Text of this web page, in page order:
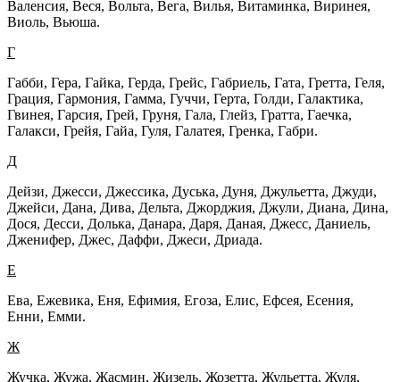
Валенсия, Веся, Вольта, Вега, Вилья, Витаминка, Виринея,
Виоль, Вьюша.
Г
Габби, Гера, Гайка, Герда, Грейс, Габриель, Гата, Гретта, Геля,
Грация, Гармония, Гамма, Гуччи, Герта, Голди, Галактика,
Гвинея, Гарсия, Грей, Груня, Гала, Глейз, Гратта, Гаечка,
Галакси, Грейя, Гайа, Гуля, Галатея, Гренка, Габри.
Д
Дейзи, Джесси, Джессика, Дуська, Дуня, Джульетта, Джуди,
Джейси, Дана, Дива, Дельта, Джорджия, Джули, Диана, Дина,
Дося, Десси, Долька, Данара, Даря, Даная, Джесс, Даниель,
Дженифер, Джес, Даффи, Джеси, Дриада.
Е
Ева, Ежевика, Еня, Ефимия, Егоза, Елис, Ефсея, Есения,
Енни, Емми.
Ж
Жучка, Жужа, Жасмин, Жизель, Жозетта, Жульетта, Жуля,